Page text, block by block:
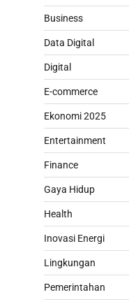
Business
Data Digital
Digital
E-commerce
Ekonomi 2025
Entertainment
Finance
Gaya Hidup
Health
Inovasi Energi
Lingkungan
Pemerintahan